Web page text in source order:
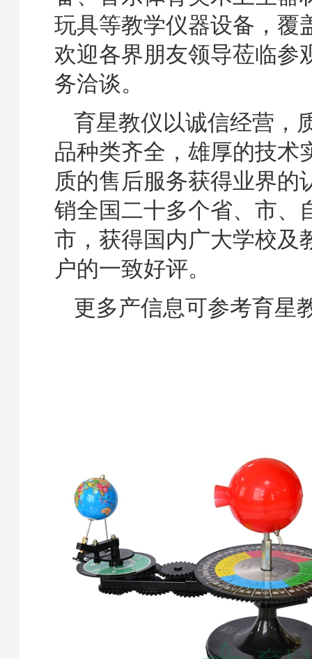
玩具等教学仪器设备，覆
欢迎各界朋友领导莅临参
务洽谈。
育星教仪以诚信经营，
品种类齐全，雄厚的技术
质的售后服务获得业界的
销全国二十多个省、市、
市，获得国内广大学校及
户的一致好评。
更多产信息可参考育星